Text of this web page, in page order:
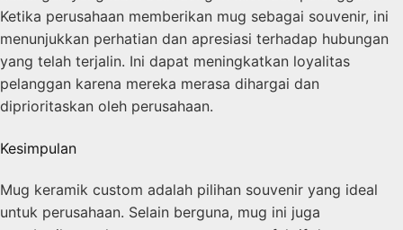
Ketika perusahaan memberikan mug sebagai souvenir, ini
menunjukkan perhatian dan apresiasi terhadap hubungan
yang telah terjalin. Ini dapat meningkatkan loyalitas
pelanggan karena mereka merasa dihargai dan
diprioritaskan oleh perusahaan.
Kesimpulan
Mug keramik custom adalah pilihan souvenir yang ideal
untuk perusahaan. Selain berguna, mug ini juga